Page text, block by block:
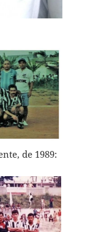
de 1989: